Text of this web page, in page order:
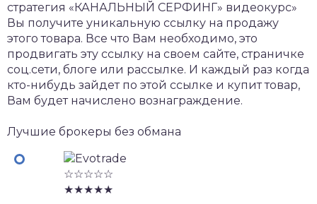
стратегия «КАНАЛЬНЫЙ СЕРФИНГ» видеокурс»
Вы получите уникальную ссылку на продажу
этого товара. Все что Вам необходимо, это
продвигать эту ссылку на своем сайте, страничке
соц.сети, блоге или рассылке. И каждый раз когда
кто-нибудь зайдет по этой ссылке и купит товар,
Вам будет начислено вознаграждение.
Лучшие брокеры без обмана
☆☆☆☆☆
★★★★★